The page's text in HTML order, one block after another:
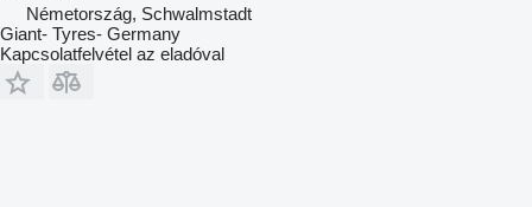
Németország, Schwalmstadt
Giant- Tyres- Germany
Kapcsolatfelvétel az eladóval